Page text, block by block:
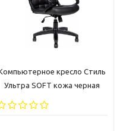
Кресло офисное Самба GTP
хром экокожа бежевая